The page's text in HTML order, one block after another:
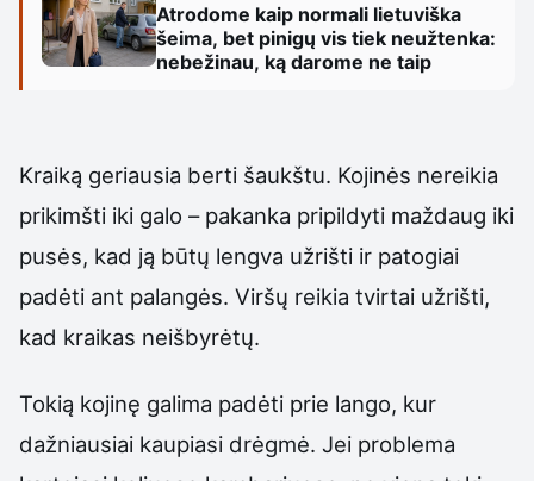
Atrodome kaip normali lietuviška
šeima, bet pinigų vis tiek neužtenka:
nebežinau, ką darome ne taip
Kraiką geriausia berti šaukštu. Kojinės nereikia
prikimšti iki galo – pakanka pripildyti maždaug iki
pusės, kad ją būtų lengva užrišti ir patogiai
padėti ant palangės. Viršų reikia tvirtai užrišti,
kad kraikas neišbyrėtų.
Tokią kojinę galima padėti prie lango, kur
dažniausiai kaupiasi drėgmė. Jei problema